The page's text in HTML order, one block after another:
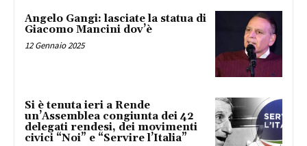
Angelo Gangi: lasciate la statua di
Giacomo Mancini dov’è
12 Gennaio 2025
Si è tenuta ieri a Rende
un’Assemblea congiunta dei 42
delegati rendesi, dei movimenti
civici “Noi” e “Servire l’Italia”